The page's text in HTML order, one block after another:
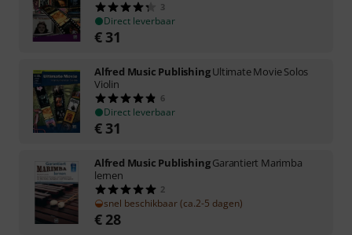
3
Direct leverbaar
€ 31
Alfred Music PublishingUltimate Movie Solos
Violin
6
Direct leverbaar
€ 31
Alfred Music PublishingGarantiert Marimba
lernen
2
snel beschikbaar (ca.2-5 dagen)
€ 28